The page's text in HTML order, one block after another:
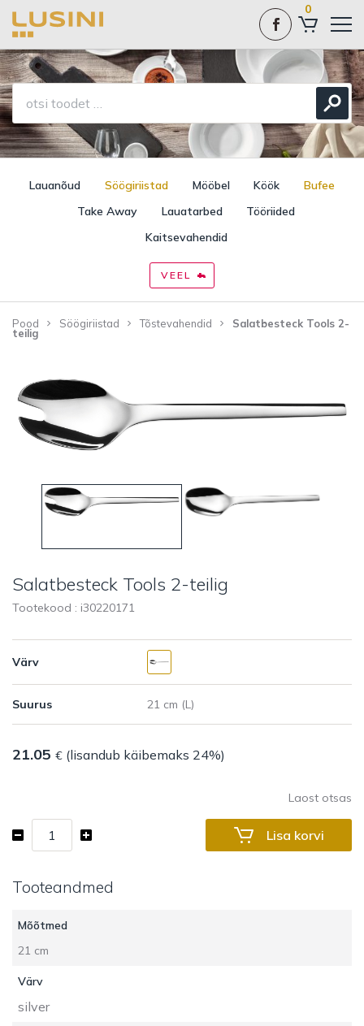
0
Lauanõud Söögiriistad Mööbel Köök
Bufee
Take Away
Lauatarbed
Tööriided
Kaitsevahendid
VEEL
Pood Söögiriistad Tõstevahendid Salatbesteck Tools 2-
teilig
Salatbesteck Tools 2-teilig
Tootekood : i30220171
Värv
Suurus
21.05 € (lisandub käibemaks 24%)
Laost otsas
Salatbesteck
Tools
teilig
Lisa korvi
Tooteandmed
Mõõtmed
21 cm
Värv
silver